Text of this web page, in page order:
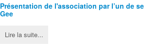
Présentation de l'association par l’un de
Gee
Lire la suite...